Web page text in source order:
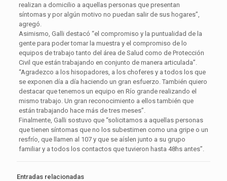
realizan a domicilio a aquellas personas que presentan
síntomas y por algún motivo no puedan salir de sus hogares”,
agregó.
Asimismo, Galli destacó “el compromiso y la puntualidad de la
gente para poder tomar la muestra y el compromiso de lo
equipos de trabajo tanto del área de Salud como de Protección
Civil que están trabajando en conjunto de manera articulada”.
“Agradezco a los hisopadores, a los choferes y a todos los que
se exponen día a día haciendo un gran esfuerzo. También quiero
destacar que tenemos un equipo en Río grande realizando el
mismo trabajo. Un gran reconocimiento a ellos también que
están trabajando hace más de tres meses”.
Finalmente, Galli sostuvo que “solicitamos a aquellas personas
que tienen síntomas que no los subestimen como una gripe o un
resfrío, que llamen al 107 y que se aíslen junto a su grupo
familiar y a todos los contactos que tuvieron hasta 48hs antes”.
Entradas relacionadas